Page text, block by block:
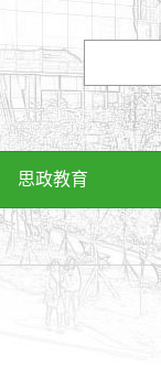
思政教育